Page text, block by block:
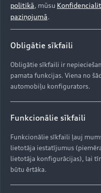
politikā, mūsu
paziņojumā.
Obligātie sīkfaili
Obligātie sīkfaili ir
pamata funkcijas. Viena no
automobiļu konfigurators.
Funkcionālie sīkfaili
Funkcionālie sīkfaili ļauj
lietotāja iestatījumus
lietotāja konfigurācijas), lai
būtu ērtāka.